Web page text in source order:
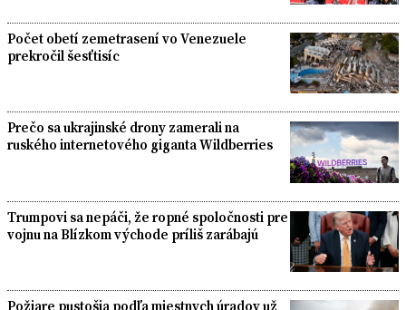
Počet obetí zemetrasení vo Venezuele
prekročil šesťtisíc
Prečo sa ukrajinské drony zamerali na
ruského internetového giganta Wildberries
Trumpovi sa nepáči, že ropné spoločnosti pre
vojnu na Blízkom východe príliš zarábajú
Požiare pustošia podľa miestnych úradov už